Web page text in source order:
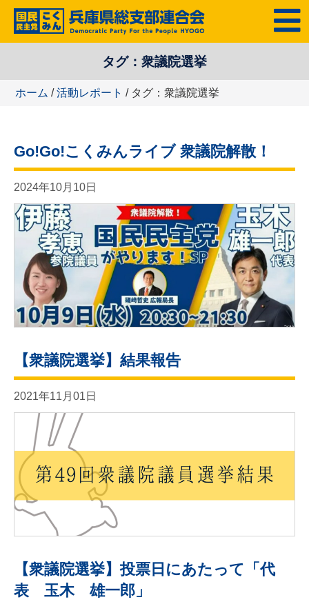
テ
ツ
MENU
タグ：衆議院選挙
ホーム /活動レポート / タグ：衆議院選挙
Go!Go!こくみんライブ 衆議院解散！
2024年10月10日
【衆議院選挙】結果報告
2021年11月01日
【衆議院選挙】投票日にあたって「代
表 玉木 雄一郎」